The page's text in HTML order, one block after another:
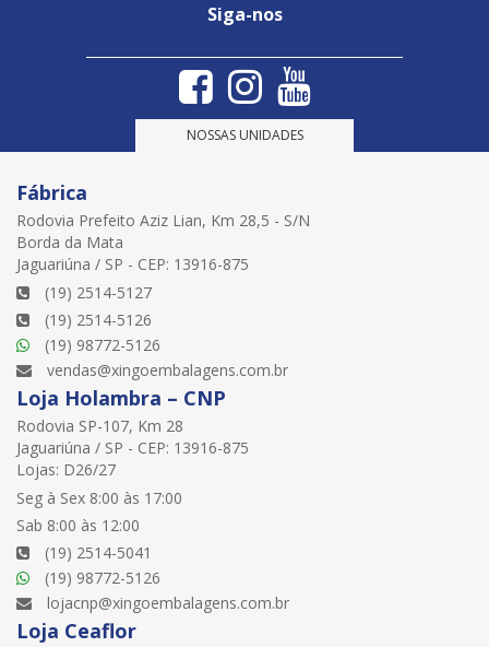
Siga-nos
NOSSAS UNIDADES
Fábrica
Rodovia Prefeito Aziz Lian, Km 28,5 - S/N
Borda da Mata
Jaguariúna / SP - CEP: 13916-875
(19) 2514-5127
(19) 2514-5126
(19) 98772-5126
vendas@xingoembalagens.com.br
Loja Holambra – CNP
Rodovia SP-107, Km 28
Jaguariúna / SP - CEP: 13916-875
Lojas: D26/27
Seg à Sex 8:00 às 17:00
Sab 8:00 às 12:00
(19) 2514-5041
(19) 98772-5126
lojacnp@xingoembalagens.com.br
Loja Ceaflor